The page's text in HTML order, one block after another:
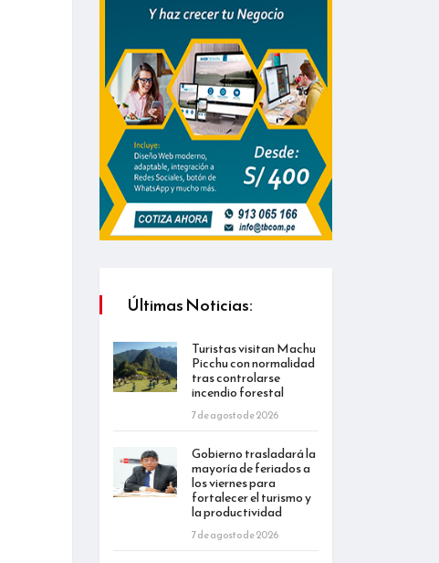
Últimas Noticias:
Turistas visitan Machu
Picchu con normalidad
tras controlarse
incendio forestal
7 de agosto de 2026
Gobierno trasladará la
mayoría de feriados a
los viernes para
fortalecer el turismo y
la productividad
7 de agosto de 2026